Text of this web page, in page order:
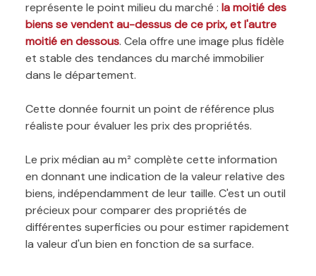
représente le point milieu du marché : la moitié des
biens se vendent au-dessus de ce prix, et l'autre
moitié en dessous. Cela offre une image plus fidèle
et stable des tendances du marché immobilier
dans le département.
Cette donnée fournit un point de référence plus
réaliste pour évaluer les prix des propriétés.
Le prix médian au m² complète cette information
en donnant une indication de la valeur relative des
biens, indépendamment de leur taille. C'est un outil
précieux pour comparer des propriétés de
différentes superficies ou pour estimer rapidement
la valeur d'un bien en fonction de sa surface.